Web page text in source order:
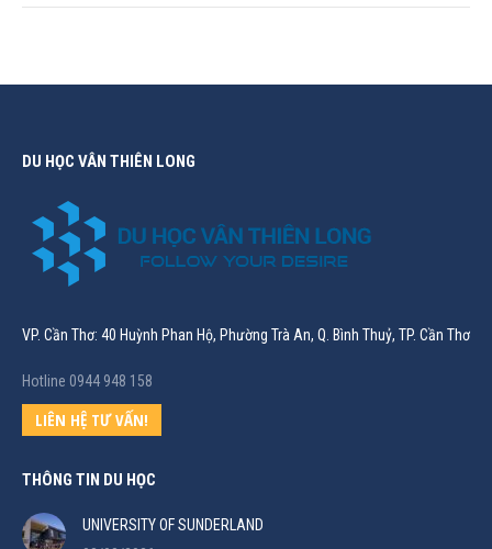
DU HỌC VÂN THIÊN LONG
VP. Cần Thơ: 40 Huỳnh Phan Hộ, Phường Trà An, Q. Bình Thuỷ, TP. Cần Thơ
Hotline 0944 948 158
LIÊN HỆ TƯ VẤN!
THÔNG TIN DU HỌC
UNIVERSITY OF SUNDERLAND